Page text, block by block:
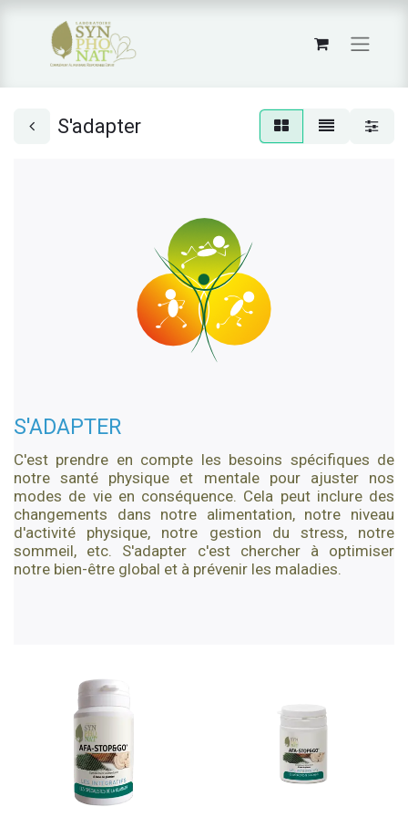
S'adapter
S'ADAPTER
C'est prendre en compte les besoins spécifiques de
notre santé physique et mentale pour ajuster nos
modes de vie en conséquence. Cela peut inclure des
changements dans notre alimentation, notre niveau
d'activité physique, notre gestion du stress, notre
sommeil, etc. S'adapter c'est chercher à optimiser
notre bien-être global et à prévenir les maladies.